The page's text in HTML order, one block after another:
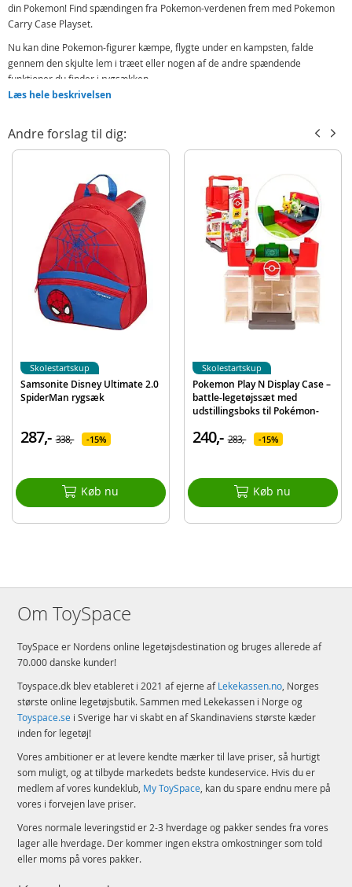
din Pokemon! Find spændingen fra Pokemon-verdenen frem med Pokemon
Carry Case Playset.
Nu kan dine Pokemon-figurer kæmpe, flygte under en kampsten, falde
gennem den skjulte lem i træet eller nogen af de andre spændende
funktioner du finder i rygsækken.
7 forskellige måder at lege på
Passer til figurer som er ca. 5 cm høje
Pokemon Carry Case playset
1 Pokemon-figur
Detaljer:
Mål: 21 x 15,9 x 30,5 cm
Alder: fra 6 år
BEMÆRK: Der medfølger kun én figur, andre figurer sælges separat
EAN 191726376804
Mærke Pokemon
Læs hele beskrivelsen
Andre forslag til dig:
Samsonite Disney Ultimate 2.0
SpiderMan rygsæk
287,- 338,- 15%
Køb nu
Skolestartskup
Pokemon Play N Display Case –
battle-legetøjssæt med
udstillingsboks til Pokémon-
240,- 283,- 15%
Køb nu
Skolestartskup
Om ToySpace
ToySpace er Nordens online legetøjsdestination og bruges allerede af
70.000 danske kunder!
Toyspace.dk blev etableret i 2021 af ejerne afLekekassen.no, Norges
største online legetøjsbutik. Sammen med Lekekassen i Norge og
Toyspace.se i Sverige har vi skabt en af Skandinaviens største kæder
inden for legetøj!
Vores ambitioner er at levere kendte mærker til lave priser, så hurtigt
som muligt, og at tilbyde markedets bedste kundeservice. Hvis du er
medlem af vores kundeklub, My ToySpace, kan du spare endnu mere på
vores i forvejen lave priser.
Vores normale leveringstid er 2-3 hverdage og pakker sendes fra vores
lager alle hverdage. Der kommer ingen ekstra omkostninger som told
eller moms på vores pakker.